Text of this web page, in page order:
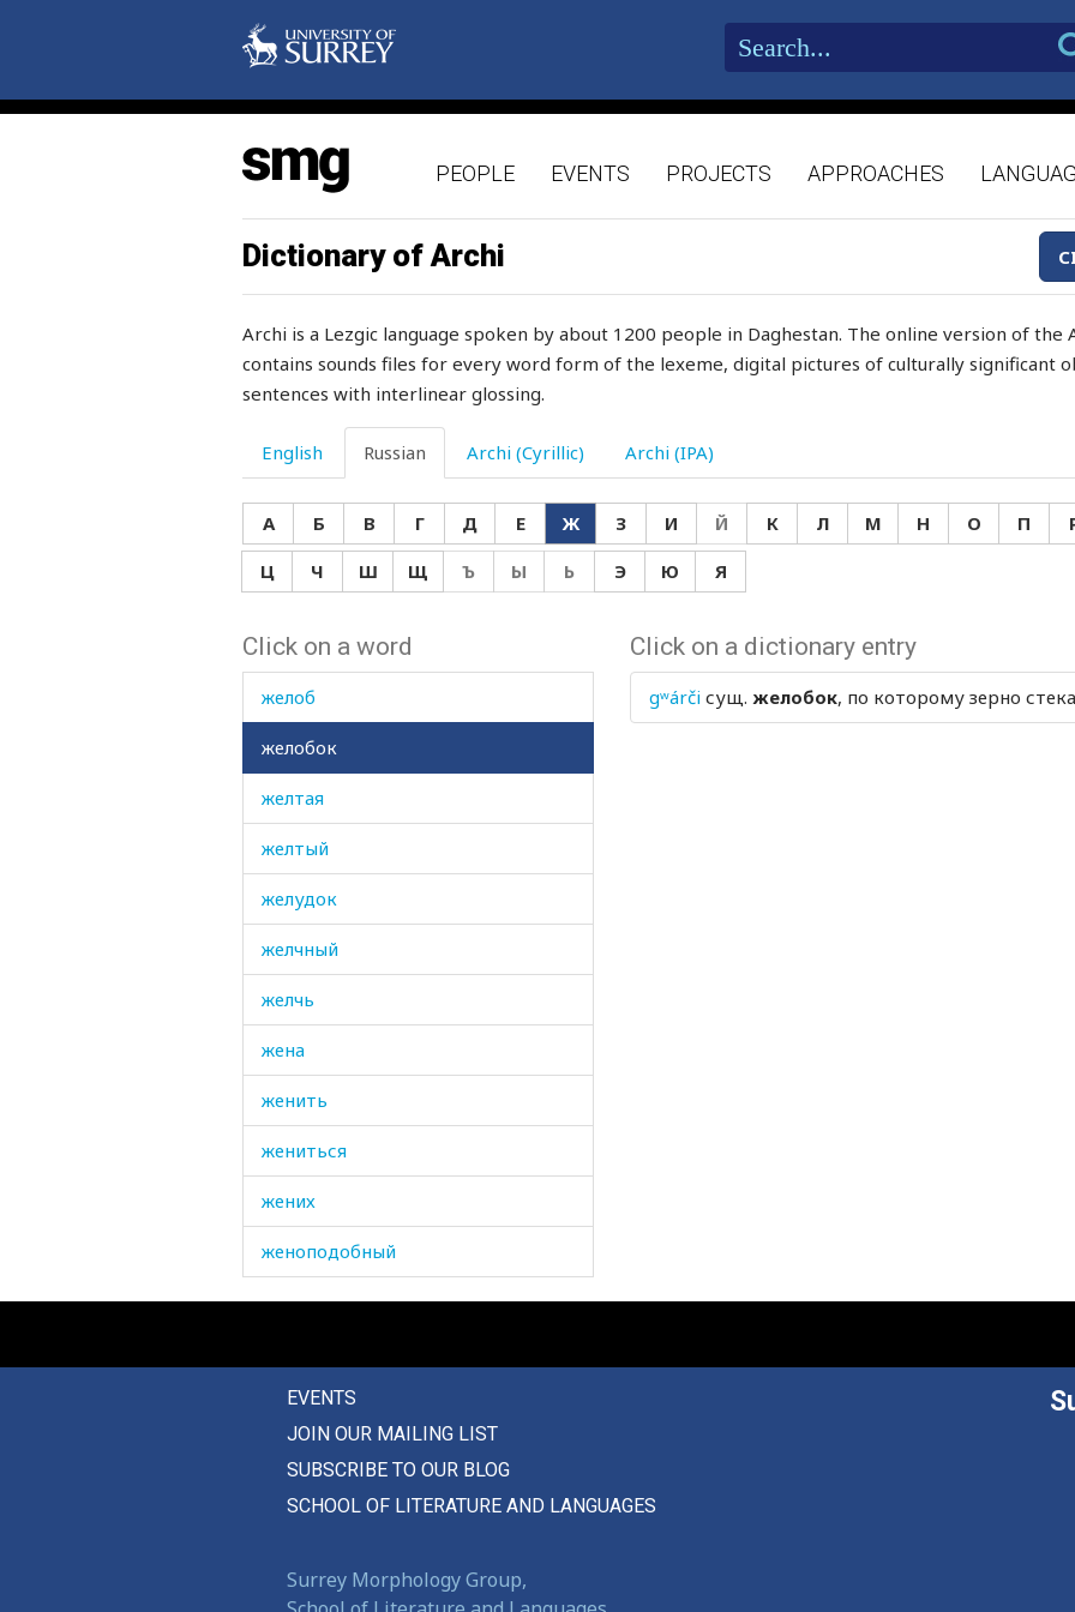
PEOPLE EVENTS PROJECTS APPROACHES
Dictionary of Archi
Archi is a Lezgic language spoken by about 1200 people in Daghestan. The online version of the
contains sounds files for every word form of the lexeme, digital pictures of culturally significant
sentences with interlinear glossing.
English Russian Archi (Cyrillic) Archi (IPA)
А Б В Г Д Е Ж З И Й К Л М Н О П
Ц
Ч Ш Щ Ъ Ы Ь Э Ю Я
Click on a word
жариться
жаркий
жать
жвачка
жвачное
жевать
желание
желать
желвак
железо
желоб
желобок
желтая
желтый
желудок
желчный
желчь
жена
женить
жениться
жених
женоподобный
женская
женского
жердь
жеребец
Click on a dictionary entry
gʷárči сущ. желобок, по которому зерно
EVENTS
JOIN OUR MAILING LIST
SUBSCRIBE TO OUR BLOG
SCHOOL OF LITERATURE AND LANGUAGES
Surrey Morphology Group,